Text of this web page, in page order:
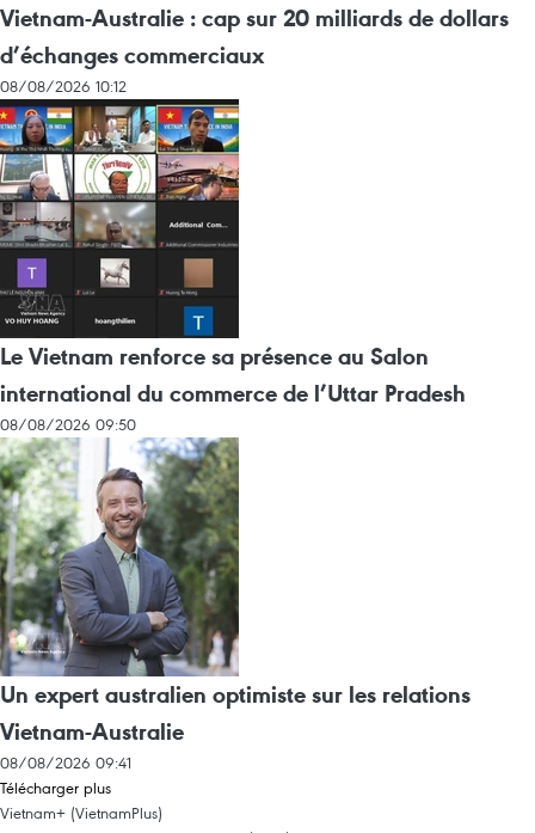
Vietnam-Australie : cap sur 20 milliards de dollars
d’échanges commerciaux
08/08/2026 10:12
Le Vietnam renforce sa présence au Salon
international du commerce de l’Uttar Pradesh
08/08/2026 09:50
Un expert australien optimiste sur les relations
Vietnam-Australie
08/08/2026 09:41
Télécharger plus
Vietnam+ (VietnamPlus)